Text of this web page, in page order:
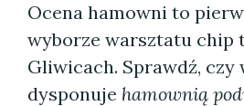
Ocena hamowni to
wyborze warsztatu chip
Gliwicach. Sprawdź, czy
dysponuje hamownią